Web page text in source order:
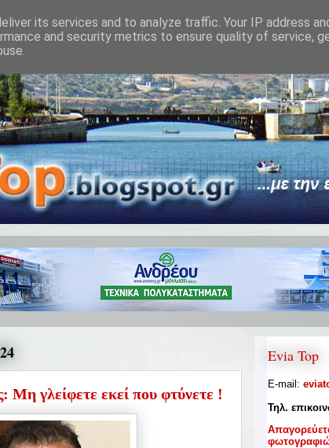
Μη γλείφετε εκεί που φτύνετε !
Evia Top
E-mail:
Τηλ.
A
its services and to analyze traffic. Your IP address
and security metrics to ensure quality of service,